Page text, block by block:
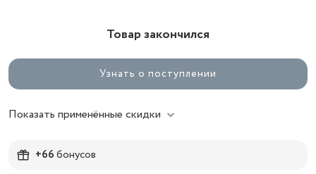
Товар закончился
Узнать о поступлении
Показать применённые скидки
+66бонусов